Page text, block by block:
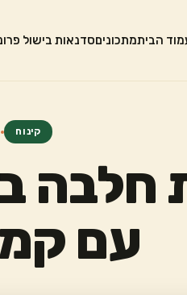
הביתמתכוניםסדנאות בישול
קינוח
חלבה
עם